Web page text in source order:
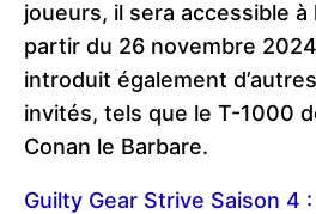
joueurs, il sera accessible à
partir du 26 novembre
introduit également
invités, tels que le T-1000
Conan le Barbare.
Guilty Gear Strive Saison 4